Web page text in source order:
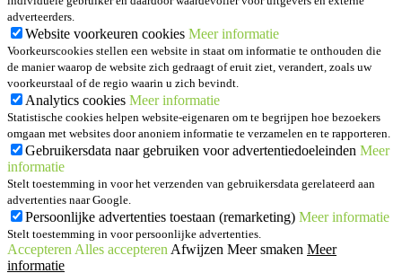
adverteerders.
Website voorkeuren cookies Meer informatie
Voorkeurscookies stellen een website in staat om informatie te onthouden die
de manier waarop de website zich gedraagt of eruit ziet, verandert, zoals uw
voorkeurstaal of de regio waarin u zich bevindt.
Analytics cookies Meer informatie
Statistische cookies helpen website-eigenaren om te begrijpen hoe bezoekers
omgaan met websites door anoniem informatie te verzamelen en te rapporteren.
Gebruikersdata naar gebruiken voor advertentiedoeleinden Meer
informatie
Stelt toestemming in voor het verzenden van gebruikersdata gerelateerd aan
advertenties naar Google.
Persoonlijke advertenties toestaan (remarketing) Meer informatie
Stelt toestemming in voor persoonlijke advertenties.
Accepteren Alles accepteren Afwijzen Meer smaken Meer
informatie